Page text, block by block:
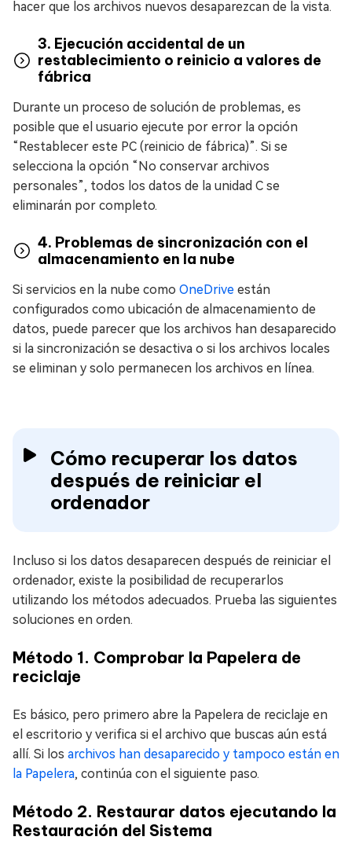
hacer que los archivos nuevos desaparezcan de la vista.
3. Ejecución accidental de un
restablecimiento o reinicio a valores de
fábrica
Durante un proceso de solución de problemas, es
posible que el usuario ejecute por error la opción
“Restablecer este PC (reinicio de fábrica)”. Si se
selecciona la opción “No conservar archivos
personales”, todos los datos de la unidad C se
eliminarán por completo.
4. Problemas de sincronización con el
almacenamiento en la nube
Si servicios en la nube como OneDrive están
configurados como ubicación de almacenamiento de
datos, puede parecer que los archivos han desaparecido
si la sincronización se desactiva o si los archivos locales
se eliminan y solo permanecen los archivos en línea.
Cómo recuperar los datos
después de reiniciar el
ordenador
Incluso si los datos desaparecen después de reiniciar el
ordenador, existe la posibilidad de recuperarlos
utilizando los métodos adecuados. Prueba las siguientes
soluciones en orden.
Método 1. Comprobar la Papelera de
reciclaje
Es básico, pero primero abre la Papelera de reciclaje en
el escritorio y verifica si el archivo que buscas aún está
allí. Si los archivos han desaparecido y tampoco están en
la Papelera, continúa con el siguiente paso.
Método 2. Restaurar datos ejecutando la
Restauración del Sistema